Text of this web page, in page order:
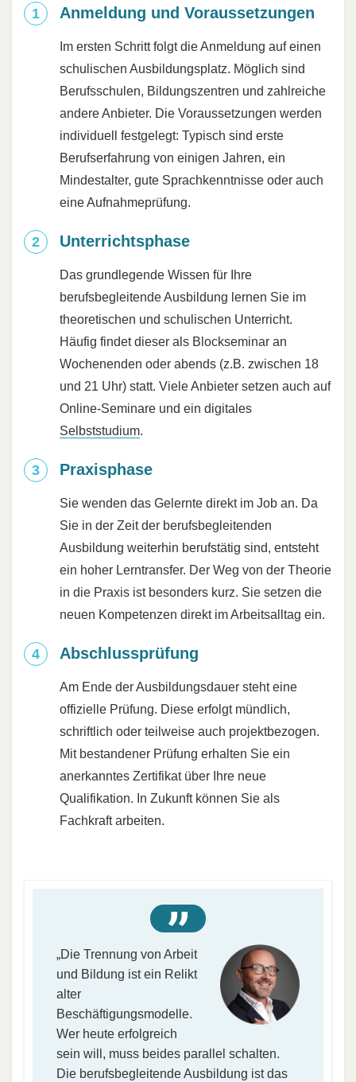
Anmeldung und Voraussetzungen
Im ersten Schritt folgt die Anmeldung auf einen
schulischen Ausbildungsplatz. Möglich sind
Berufsschulen, Bildungszentren und zahlreiche
andere Anbieter. Die Voraussetzungen werden
individuell festgelegt: Typisch sind erste
Berufserfahrung von einigen Jahren, ein
Mindestalter, gute Sprachkenntnisse oder auch
eine Aufnahmeprüfung.
Unterrichtsphase
Das grundlegende Wissen für Ihre
berufsbegleitende Ausbildung lernen Sie im
theoretischen und schulischen Unterricht.
Häufig findet dieser als Blockseminar an
Wochenenden oder abends (z.B. zwischen 18
und 21 Uhr) statt. Viele Anbieter setzen auch auf
Online-Seminare und ein digitales
Selbststudium.
Praxisphase
Sie wenden das Gelernte direkt im Job an. Da
Sie in der Zeit der berufsbegleitenden
Ausbildung weiterhin berufstätig sind, entsteht
ein hoher Lerntransfer. Der Weg von der Theorie
in die Praxis ist besonders kurz. Sie setzen die
neuen Kompetenzen direkt im Arbeitsalltag ein.
Abschlussprüfung
Am Ende der Ausbildungsdauer steht eine
offizielle Prüfung. Diese erfolgt mündlich,
schriftlich oder teilweise auch projektbezogen.
Mit bestandener Prüfung erhalten Sie ein
anerkanntes Zertifikat über Ihre neue
Qualifikation. In Zukunft können Sie als
Fachkraft arbeiten.
„Die Trennung von Arbeit
und Bildung ist ein Relikt
alter
Beschäftigungsmodelle.
Wer heute erfolgreich
sein will, muss beides parallel schalten.
Die berufsbegleitende Ausbildung ist das